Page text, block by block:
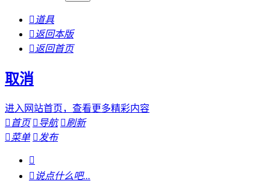
 道具
 返回本版
 返回首页
取消
进入网站首页，查看更多精彩内容
 首页  导航 刷新
菜单 发布

 说点什么吧...